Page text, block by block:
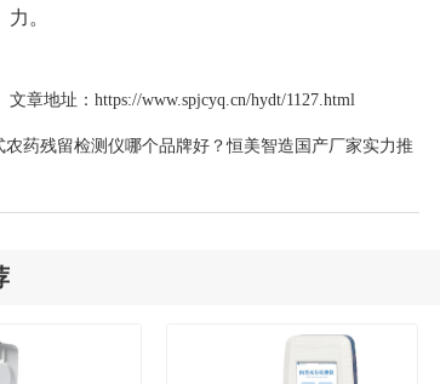
力。
文章地址： https://www.spjcyq.cn/hydt/1127.html
农药残留检测仪哪个品牌好？恒美智造国产厂家实力推